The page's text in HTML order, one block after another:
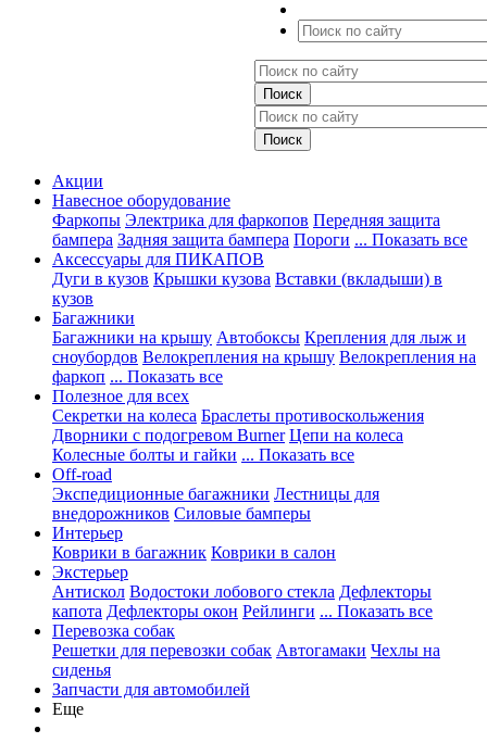
Акции
Навесное оборудование
Фаркопы Электрика для фаркопов Передняя защита
бампера Задняя защита бампера Пороги ... Показать все
Аксессуары для ПИКАПОВ
Дуги в кузов Крышки кузова Вставки (вкладыши) в
кузов
Багажники
Багажники на крышу Автобоксы Крепления для лыж и
сноубордов Велокрепления на крышу Велокрепления на
фаркоп ... Показать все
Полезное для всех
Секретки на колеса Браслеты противоскольжения
Дворники с подогревом Burner Цепи на колеса
Колесные болты и гайки ... Показать все
Off-road
Экспедиционные багажники Лестницы для
внедорожников Силовые бамперы
Интерьер
Коврики в багажник Коврики в салон
Экстерьер
Антискол Водостоки лобового стекла Дефлекторы
капота Дефлекторы окон Рейлинги ... Показать все
Перевозка собак
Решетки для перевозки собак Автогамаки Чехлы на
сиденья
Запчасти для автомобилей
Еще